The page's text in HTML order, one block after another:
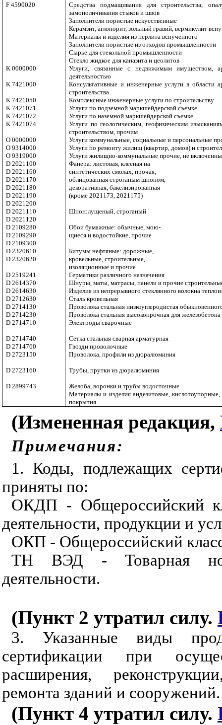
F 4590020
Средства подмащивания для строительства;
замоноличивания стыков и швов
Заполнители пористые искусственные
Керамзит, аглопорит, зольный гравий, вермикулит
Материалы и изделия из перлита вспученного
Заполнители пористые из отходов промышленности
Сырье для стекольной промышленности
Стекло жидкое для каназита и цеолитов
K 0000000
Услуги, связанные с недвижимым имуществом,
деятельностью
K 7421000
Консультативные и инженерные услуги в области
строительства
K 7421050
Комплексные инженерные услуги по строительству
K 7421071
Услуги по подземной маркшейдерской съемке
K 7421072
Услуги по наземной маркшейдерской съемке
K 7421074
Услуги по геологическим, геофизическим
строительством, прочим
O 0000000
Услуги коммунальные, социальные и персональные
O 9314000
Услуги по ремонту жилищ (квартир, домов) и
O 9319000
Услуги жилищно-коммунальные прочие, не
D 2021100
Фанера: листовая, клееная на
D 2021160
синтетических смолах, прочая,
D 2021170
облицованная строганым шпоном,
D 2021180
декоративная, бакелизированная
D 2021190
(кроме 2021173, 2021175)
D 2021200
D 2021110
Шпон:лущеный, строганый
D 2021120
D 2109280
Обои бумажные: обычные, мою-
D 2109290
щиеся и водостойкие, прочие
D 2109300
D 2320610
Битумы нефтяные: дорожные,
D 2320620
кровельные, строительные,
изоляционные и прочие
D 2519241
Герметики различного назначения
D 2614370
Шнуры, маты, матрасы, панели и прочие
D 2614630
Изделия из непрерывного стеклянного волокна
D 2712630
Сталь кровельная
D 2714130
Проволока стальная низкоуглеродистая
D 2714230
Проволока стальная высокопрочная для железобетона
D 2714710
Электроды сварочные
D 2714740
Сетка стальная сварная арматурная
D 2714760
Гвозди проволочные
D 2723150
Проволока, профили из дюралюминия
D 2723160 Трубы, прутки из дюралюминия
D 2899743
Желоба, воронки и трубы водосточные
Материалы и изделия андезитовые,
покрытия
(Измененная редакция,
Примечания:
1. Коды, подлежащих
приняты по:
ОКДП - Общероссийский
деятельности, продукции и
ОКП - Общероссийский
ТН ВЭД - Товарная
деятельности.
(Пункт 2 утратил силу.
3. Указанные виды
сертификации при
расширения,
ремонта зданий и сооружений.
(Пункт 4 утратил силу.